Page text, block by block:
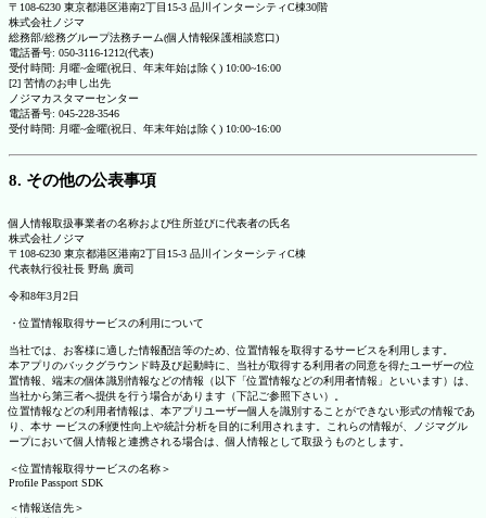
〒108-6230 東京都港区港南2丁目15-3 品川インターシティC棟30階
株式会社ノジマ
総務部/総務グループ法務チーム(個人情報保護相談窓口)
電話番号: 050-3116-1212(代表)
受付時間: 月曜~金曜(祝日、年末年始は除く) 10:00~16:00
[2] 苦情のお申し出先
ノジマカスタマーセンター
電話番号: 045-228-3546
受付時間: 月曜~金曜(祝日、年末年始は除く) 10:00~16:00
8. その他の公表事項
個人情報取扱事業者の名称および住所並びに代表者の氏名
株式会社ノジマ
〒108-6230 東京都港区港南2丁目15-3 品川インターシティC棟
代表執行役社長 野島 廣司
令和8年3月2日
・位置情報取得サービスの利用について
当社では、お客様に適した情報配信等のため、位置情報を取得するサービスを利用します。
本アプリのバックグラウンド時及び起動時に、当社が取得する利用者の同意を得たユーザーの位
置情報、端末の個体識別情報などの情報（以下「位置情報などの利用者情報」といいます）は、
当社から第三者へ提供を行う場合があります（下記ご参照下さい）。
位置情報などの利用者情報は、本アプリユーザー個人を識別することができない形式の情報であ
り、本サ ービスの利便性向上や統計分析を目的に利用されます。これらの情報が、ノジマグル
ープにおいて個人情報と連携される場合は、個人情報として取扱うものとします。
＜位置情報取得サービスの名称＞
Profile Passport SDK
＜情報送信先＞